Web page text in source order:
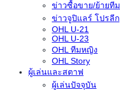
ข่าวซื้อขาย/ย้ายทีม
ข่าวจูปิแลร์ โปรลีก
OHL U-21
OHL U-23
OHL ทีมหญิง
OHL Story
ผู้เล่นและสตาฟ
ผู้เล่นปัจจุบัน